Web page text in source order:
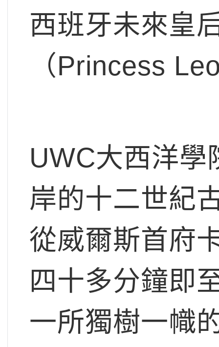
西班牙未來皇
（Princess
UWC大西洋學
岸的十二世紀
從威爾斯首府
四十多分鐘即
一所獨樹一幟